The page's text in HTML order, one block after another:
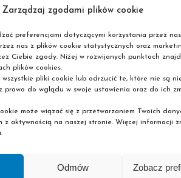
Zarządzaj zgodami plików cookie
preferencjami dotyczącymi korzystania przez
nas z plików cookie statystycznych oraz
Ciebie zgody. Niżej w rozwijanych punktach
plików cookies.
wszystkie pliki cookie lub odrzucić te, które nie są
prawo do wglądu w swoje ustawienia oraz do ich
może wiązać się z przetwarzaniem Twoich
z aktywnością na naszej stronie. Więcej informacji
Odmów Zobacz
są kursy tj.terapeuta zajęciowy
zawodowe tj.
dla dorosłych. Wybór
Podczas zapisów wystarczy wybrać
Pascal dostępne są w całym
i wybierz naukę w miejscu,